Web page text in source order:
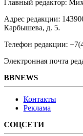
Главный редактор:
Адрес редакции:
Карбышева, д. 5.
Телефон редакции:
Электронная почта
BBNEWS
Контакты
Реклама
СОЦСЕТИ